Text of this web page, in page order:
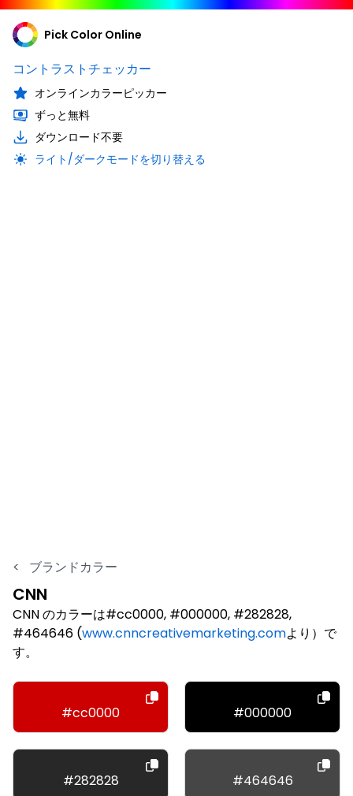
Pick Color Online
コントラストチェッカー
オンラインカラーピッカー
ずっと無料
ダウンロード不要
ライト/ダークモードを切り替える
< ブランドカラー
CNN
CNN のカラーは#cc0000, #000000, #282828,
#464646 (www.cnncreativemarketing.comより）で
す。
#cc0000 #000000
#282828 #464646